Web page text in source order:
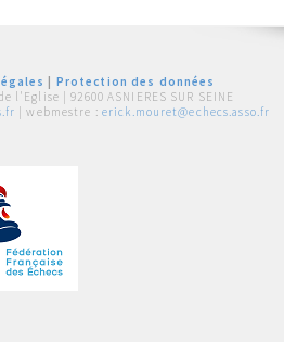
Protection des données
l'Eglise | 92600 ASNIERES SUR SEINE
| webmestre : erick.mouret@echecs.asso.fr